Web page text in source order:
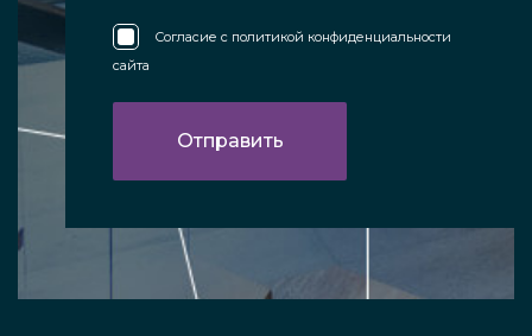
Согласие с политикой конфиденциальности
сайта